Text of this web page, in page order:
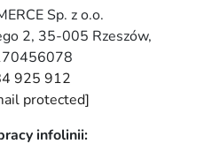
Sp. z o.o.
2, 35-005 Rzeszów,
925 912
protected]
infolinii: